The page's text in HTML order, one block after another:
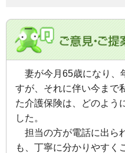
妻が今月65歳になり、
すが、それに伴い今まで
た介護保険は、どのよう
した。
担当の方が電話に出ら
も、丁寧に分かりやすく